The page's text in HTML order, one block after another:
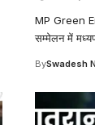
MP Green
सम्मेलन में
BySwadesh